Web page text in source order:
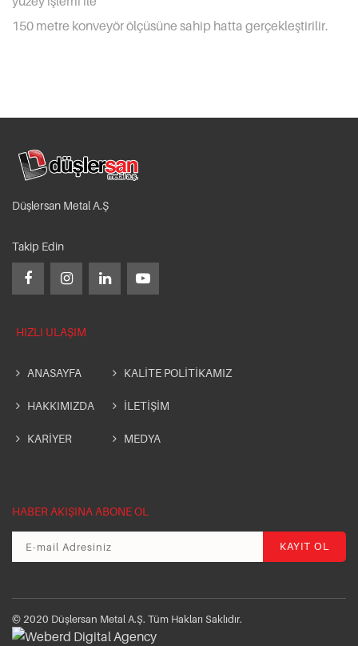
150 metre konveyör ölçüsüne sahip hatta gerçekleştirilir.
Düşlersan Metal A.Ş
Takip Edin
HIZLI ULAŞIM
ANASAYFA
HAKKIMIZDA
KARİYER
KALİTE POLİTİKAMIZ
İLETİŞİM
MEDYA
HABER AKIŞINA ABONE OL
© 2020 Düşlersan Metal A.Ş. Tüm Hakları Saklıdır.